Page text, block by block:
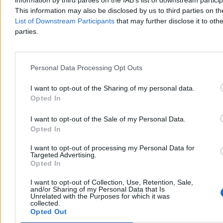
This information may also be disclosed by us to third parties on
List of Downstream Participants that may further disclose it to
parties.
Personal Data Processing Opt Outs
I want to opt-out of the Sharing of my personal data.
Opted In
I want to opt-out of the Sale of my Personal Data.
Opted In
I want to opt-out of processing my Personal Data for
Targeted Advertising.
Opted In
I want to opt-out of Collection, Use, Retention, Sale,
and/or Sharing of my Personal Data that Is
Unrelated with the Purposes for which it was
collected.
Opted Out
Prezes argentyńskiej federacji o Messim. Mówił o
zakończeniu kariery gwiazdy